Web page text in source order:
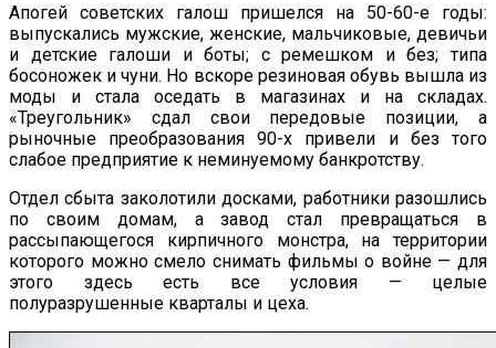
Апогей советских галош пришелся на 50-60-е годы:
выпускались мужские, женские, мальчиковые, девичьи
и детские галоши и боты; с ремешком и без; типа
босоножек и чуни. Но вскоре резиновая обувь вышла из
моды и стала оседать в магазинах и на складах.
«Треугольник» сдал свои передовые позиции, а
рыночные преобразования 90-х привели и без того
слабое предприятие к неминуемому банкротству.
Отдел сбыта заколотили досками, работники разошлись
по своим домам, а завод стал превращаться в
рассыпающегося кирпичного монстра, на территории
которого можно смело снимать фильмы о войне — для
этого здесь есть все условия — целые
полуразрушенные кварталы и цеха.